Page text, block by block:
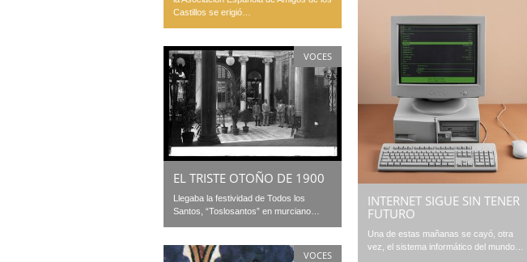
Castillos se erigió…
INTERNET SIGUE SIN TENER
FUTURO
Una de estas mañanas se cayó, otra
vez, el sistema informático del mundo…
VOCES
EL TRISTE OTOÑO DE 1900
Llegaba la festividad de Todos los
Santos, “Toslosantos” en murciano…
VOCES